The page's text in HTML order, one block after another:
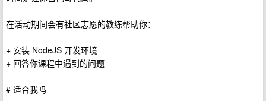
在活动期间会有社区志愿的教练帮助你：
+ 安装 NodeJS 开发环境
+ 回答你课程中遇到的问题
# 适合我吗